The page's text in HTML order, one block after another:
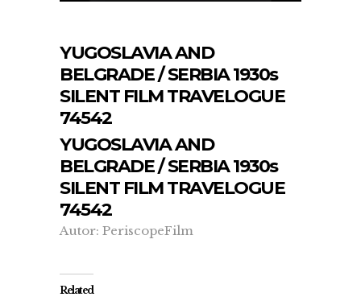
YUGOSLAVIA AND
BELGRADE / SERBIA 1930s
SILENT FILM TRAVELOGUE
74542
YUGOSLAVIA AND
BELGRADE / SERBIA 1930s
SILENT FILM TRAVELOGUE
74542
Autor: PeriscopeFilm
Related